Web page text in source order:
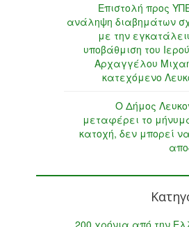
Επιστολή προς
ανάληψη διαβημάτων
με την
υποβάθμιση του
Αρχαγγέλου
κατεχόμενο
Ο Δήμος
μεταφέρει το
κατοχή, δεν μπορεί